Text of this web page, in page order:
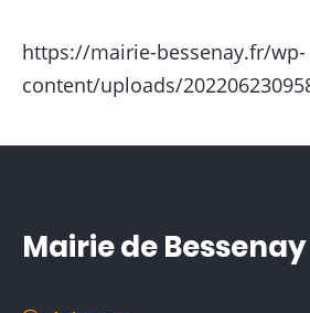
https://mairie-bessenay.fr/wp-
content/uploads/
Mairie de Bessenay
Votre
Tourisme&